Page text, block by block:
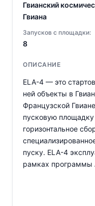
Гвианский
Гвиана
Запусков с площадки:
8
ОПИСАНИЕ
ELA-4 — это
ней объекты в
Французской
пусковую
горизонтальное
пуску. ELA-4
рамках программы